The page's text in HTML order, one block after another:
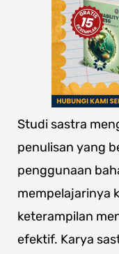
Studi sastra
penulisan yang
penggunaan
mempelajarinya
keterampilan
efektif. Karya